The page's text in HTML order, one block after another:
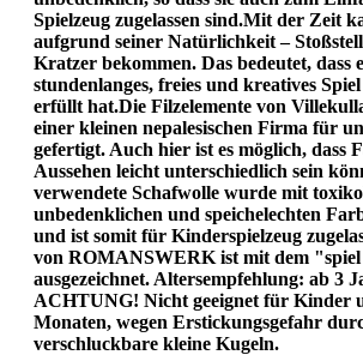
Spielzeug zugelassen sind.Mit der Zeit
aufgrund seiner Natürlichkeit –
Kratzer bekommen. Das bedeutet, dass
stundenlanges, freies und kreatives
erfüllt hat.Die Filzelemente von
einer kleinen nepalesischen Firma für
gefertigt. Auch hier ist es möglich, dass
Aussehen leicht unterschiedlich sein
verwendete Schafwolle wurde mit
unbedenklichen und speichelechten
und ist somit für Kinderspielzeug
von ROMANSWERK ist mit dem "spiel
ausgezeichnet. Altersempfehlung: ab 3
ACHTUNG! Nicht geeignet für Kinder
Monaten, wegen Erstickungsgefahr
verschluckbare kleine Kugeln.